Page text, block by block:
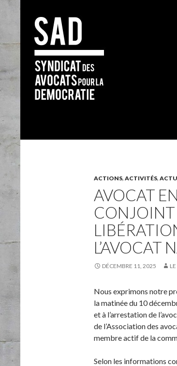
ACTIONS, ACTIVITÉS,
AVOCAT
CONJOINT
L’AVOCAT
DÉCEMBRE 11, 2025
Nous exprimons notre
la matinée du 10
et à l’arrestation de
de l’Association des
membre actif de la
Selon les informations